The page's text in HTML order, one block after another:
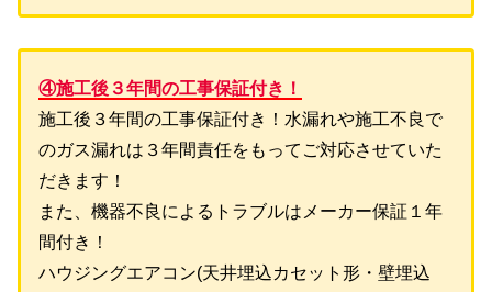
④施工後３年間の工事保証付き！
施工後３年間の工事保証付き！水漏れや施工不良で
のガス漏れは３年間責任をもってご対応させていた
だきます！
また、機器不良によるトラブルはメーカー保証１年
間付き！
ハウジングエアコン(天井埋込カセット形・壁埋込